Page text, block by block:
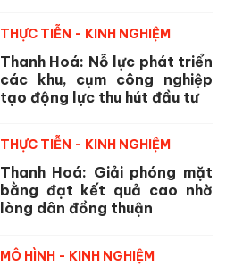
THỰC TIỄN - KINH NGHIỆM
Thanh Hoá: Nỗ lực phát triển
các khu, cụm công nghiệp
tạo động lực thu hút đầu tư
THỰC TIỄN - KINH NGHIỆM
Thanh Hoá: Giải phóng mặt
bằng đạt kết quả cao nhờ
lòng dân đồng thuận
MÔ HÌNH - KINH NGHIỆM